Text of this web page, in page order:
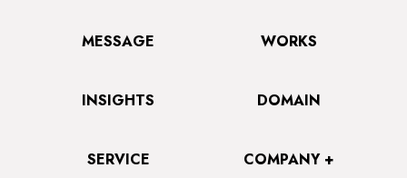
MESSAGE WORKS
INSIGHTS DOMAIN
SERVICE COMPANY +